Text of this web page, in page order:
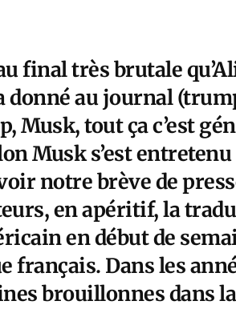
final très brutale
donné au journal
Musk, tout ça c’est
Musk s’est
notre brève de
en apéritif, la
en début de
français. Dans les
brouillonnes dans